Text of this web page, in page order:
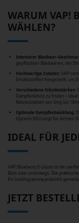
WARUM VAP!
WÄHLEN?
Intensiver Blaubeer-
gepflückten Blaubeeren, der
Hochwertige Zutaten : VAP!
Inhaltsstoffen hergestellt, um
Verschiedene Nikotinstärken
Dampferlebnis zu finden –
Nikotinstärken von 3mg bis
Optimale Dampfentwicklung :
Glycerin (VG) sorgt für dichten
IDEAL FÜR
VAP! Blueberry E-Liquid ist der
Büro oder unterwegs. Die
Ihr Lieblingsaroma jederzeit
JETZT